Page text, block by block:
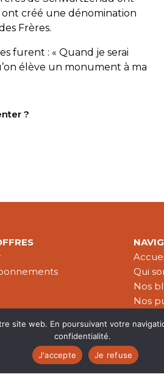
ont créé une dénomination
Frères.
furent : « Quand je serai
élève un monument à ma
?
Qui
Nos
Nos
personnelles
© 2026 Croire-
site web. En poursuivant votre
confidentialité.
J'accepte
Je refuse